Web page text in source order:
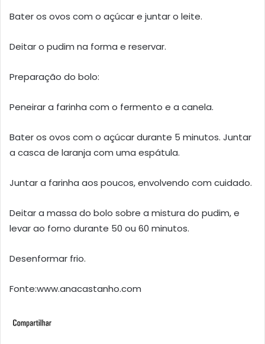
Bater os ovos com o açúcar e juntar o leite.
Deitar o pudim na forma e reservar.
Preparação do bolo:
Peneirar a farinha com o fermento e a canela.
Bater os ovos com o açúcar durante 5 minutos. Juntar
a casca de laranja com uma espátula.
Juntar a farinha aos poucos, envolvendo com cuidado.
Deitar a massa do bolo sobre a mistura do pudim, e
levar ao forno durante 50 ou 60 minutos.
Desenformar frio.
Fonte:www.anacastanho.com